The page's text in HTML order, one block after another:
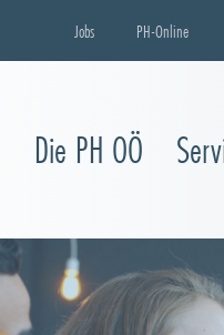
Jobs PH-Online
Die PH OÖ